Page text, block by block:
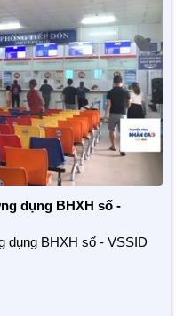
dụng BHXH số -
dụng BHXH số - VSSID